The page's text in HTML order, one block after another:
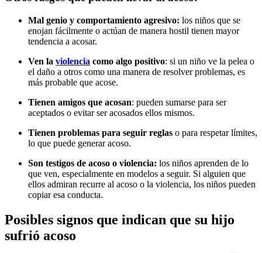
Mal genio y comportamiento agresivo: los niños que se
enojan fácilmente o actúan de manera hostil tienen mayor
tendencia a acosar.
Ven la violencia como algo positivo: si un niño ve la pelea o
el daño a otros como una manera de resolver problemas, es
más probable que acose.
Tienen amigos que acosan: pueden sumarse para ser
aceptados o evitar ser acosados ellos mismos.
Tienen problemas para seguir reglas o para respetar límites,
lo que puede generar acoso.
Son testigos de acoso o violencia: los niños aprenden de lo
que ven, especialmente en modelos a seguir. Si alguien que
ellos admiran recurre al acoso o la violencia, los niños pueden
copiar esa conducta.
Posibles signos que indican que su hijo
sufrió acoso